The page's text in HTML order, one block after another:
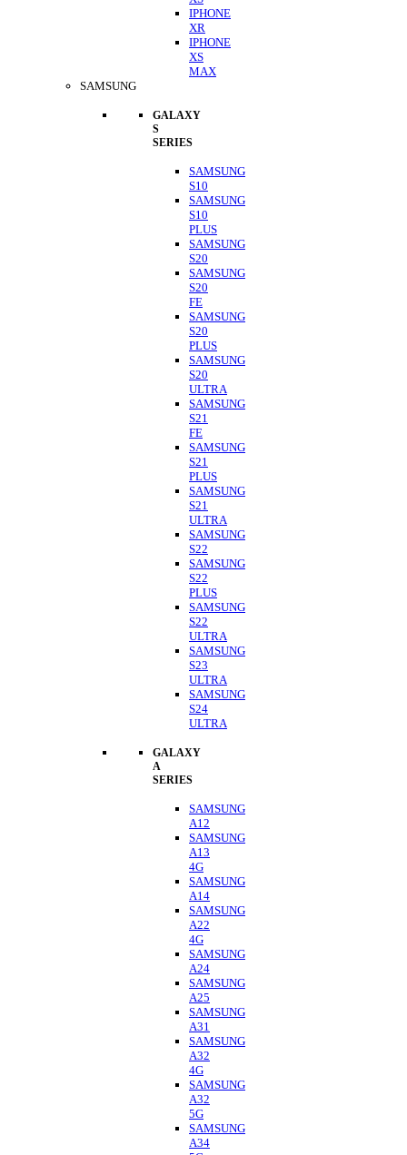
IPHONE
XR
IPHONE
XS
MAX
SAMSUNG
GALAXY
S
SERIES
SAMSUNG
S10
SAMSUNG
S10
PLUS
SAMSUNG
S20
SAMSUNG
S20
FE
SAMSUNG
S20
PLUS
SAMSUNG
S20
ULTRA
SAMSUNG
S21
FE
SAMSUNG
S21
PLUS
SAMSUNG
S21
ULTRA
SAMSUNG
S22
SAMSUNG
S22
PLUS
SAMSUNG
S22
ULTRA
SAMSUNG
S23
ULTRA
SAMSUNG
S24
ULTRA
GALAXY
A
SERIES
SAMSUNG
A12
SAMSUNG
A13
4G
SAMSUNG
A14
SAMSUNG
A22
4G
SAMSUNG
A24
SAMSUNG
A25
SAMSUNG
A31
SAMSUNG
A32
4G
SAMSUNG
A32
5G
SAMSUNG
A34